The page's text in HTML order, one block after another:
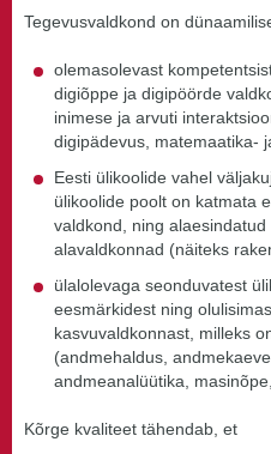
Tegevusvaldkond on
olemasolevast
digiõppe ja digipöörde
inimese ja arvuti
digipädevus, matemaatika-
Eesti ülikoolide vahel
ülikoolide poolt on katmata
valdkond, ning
alavaldkonnad (näiteks
ülalolevaga seonduvatest
eesmärkidest ning
kasvuvaldkonnast, milleks
(andmehaldus,
andmeanalüütika,
Kõrge kvaliteet tähendab, et